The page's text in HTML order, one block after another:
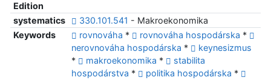
Edition
systematics 330.101.541 - Makroekonomika
Keywords
rovnováha * rovnováha hospodárska *
nerovnováha hospodárska *
keynesizmus
*
makroekonomika *
stabilita
hospodárstva * politika hospodárska *